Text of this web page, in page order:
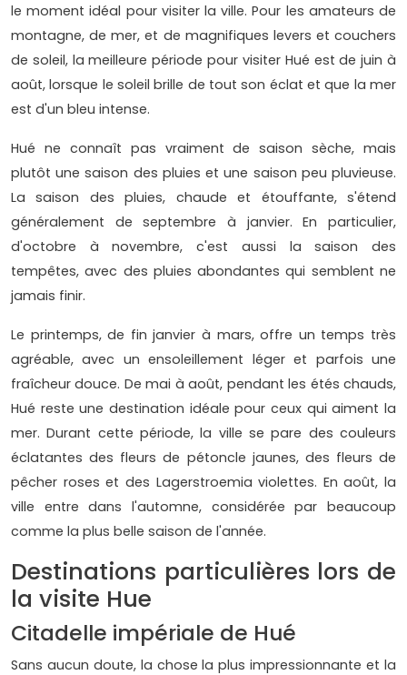
le moment idéal pour visiter la ville. Pour les amateurs de
montagne, de mer, et de magnifiques levers et couchers
de soleil, la meilleure période pour visiter Hué est de juin à
août, lorsque le soleil brille de tout son éclat et que la mer
est d'un bleu intense.
Hué ne connaît pas vraiment de saison sèche, mais
plutôt une saison des pluies et une saison peu pluvieuse.
La saison des pluies, chaude et étouffante, s'étend
généralement de septembre à janvier. En particulier,
d'octobre à novembre, c'est aussi la saison des
tempêtes, avec des pluies abondantes qui semblent ne
jamais finir.
Le printemps, de fin janvier à mars, offre un temps très
agréable, avec un ensoleillement léger et parfois une
fraîcheur douce. De mai à août, pendant les étés chauds,
Hué reste une destination idéale pour ceux qui aiment la
mer. Durant cette période, la ville se pare des couleurs
éclatantes des fleurs de pétoncle jaunes, des fleurs de
pêcher roses et des Lagerstroemia violettes. En août, la
ville entre dans l'automne, considérée par beaucoup
comme la plus belle saison de l'année.
Destinations particulières lors de
la visite Hue
Citadelle impériale de Hué
Sans aucun doute, la chose la plus impressionnante et la